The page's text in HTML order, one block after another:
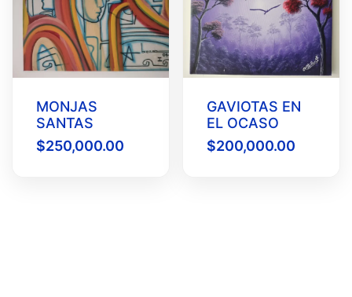
MONJAS
SANTAS
$250,000.00
GAVIOTAS EN
EL OCASO
$200,000.00